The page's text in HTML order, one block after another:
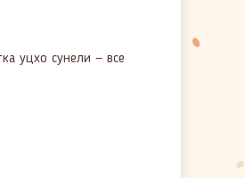
уцхо сунели — все